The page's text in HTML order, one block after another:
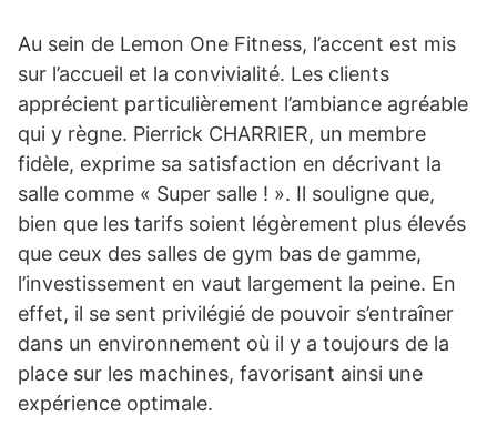
Au sein de Lemon One Fitness, l’accent est mis
sur l’accueil et la convivialité. Les clients
apprécient particulièrement l’ambiance agréable
qui y règne. Pierrick CHARRIER, un membre
fidèle, exprime sa satisfaction en décrivant la
salle comme « Super salle ! ». Il souligne que,
bien que les tarifs soient légèrement plus élevés
que ceux des salles de gym bas de gamme,
l’investissement en vaut largement la peine. En
effet, il se sent privilégié de pouvoir s’entraîner
dans un environnement où il y a toujours de la
place sur les machines, favorisant ainsi une
expérience optimale.